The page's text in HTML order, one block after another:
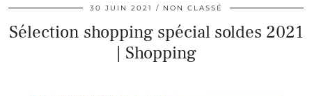
30 JUIN 2021 NON CLASSÉ
Sélection shopping spécial soldes 2021
| Shopping